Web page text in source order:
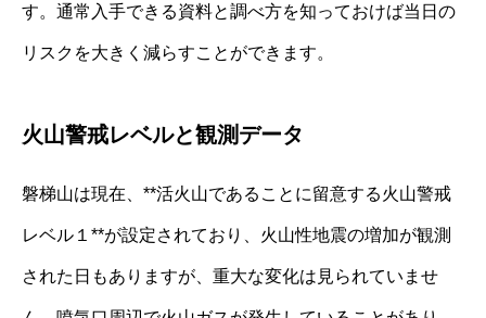
す。通常入手できる資料と調べ方を知っておけば当日の
リスクを大きく減らすことができます。
火山警戒レベルと観測データ
磐梯山は現在、**活火山であることに留意する火山警戒
レベル１**が設定されており、火山性地震の増加が観測
された日もありますが、重大な変化は見られていませ